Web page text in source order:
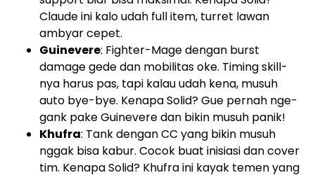
Claude ini kalo udah full item, turret lawan
ambyar cepet.
Guinevere: Fighter-Mage dengan burst
damage gede dan mobilitas oke. Timing skill-
nya harus pas, tapi kalau udah kena, musuh
auto bye-bye. Kenapa Solid? Gue pernah nge-
gank pake Guinevere dan bikin musuh panik!
Khufra: Tank dengan CC yang bikin musuh
nggak bisa kabur. Cocok buat inisiasi dan cover
tim. Kenapa Solid? Khufra ini kayak temen yang